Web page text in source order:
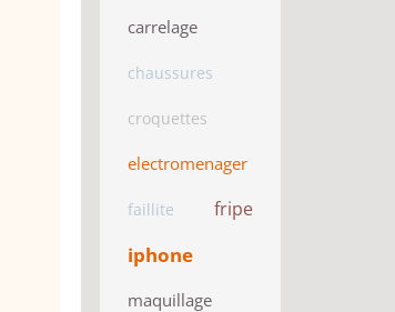
carrelage
chaussures
croquettes
electromenager
faillite fripe
iphone
maquillage